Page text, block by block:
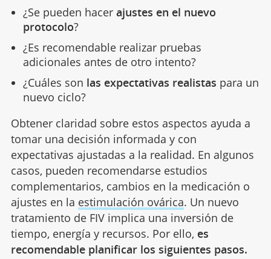
¿Se pueden hacer ajustes en el nuevo
protocolo?
¿Es recomendable realizar pruebas
adicionales antes de otro intento?
¿Cuáles son las expectativas realistas para un
nuevo ciclo?
Obtener claridad sobre estos aspectos ayuda a
tomar una decisión informada y con
expectativas ajustadas a la realidad. En algunos
casos, pueden recomendarse estudios
complementarios, cambios en la medicación o
ajustes en la estimulación ovárica. Un nuevo
tratamiento de FIV implica una inversión de
tiempo, energía y recursos. Por ello, es
recomendable planificar los siguientes pasos.